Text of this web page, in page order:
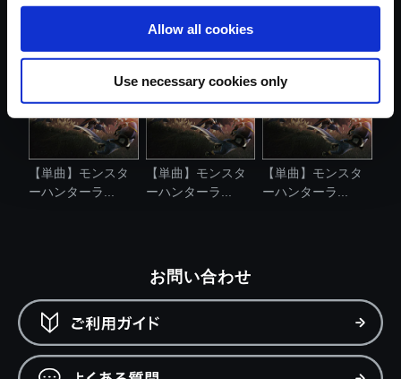
Allow all cookies
Use necessary cookies only
【単曲】モンスタ
ーハンターラ...
【単曲】モンスタ
ーハンターラ...
【単曲】モンスタ
ーハンターラ...
お問い合わせ